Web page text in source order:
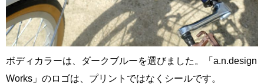
ボディカラーは、ダークブルーを選びました。「a.n.design
Works」のロゴは、プリントではなくシールです。